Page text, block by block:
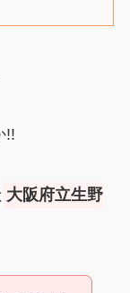
!!
大阪府立生野